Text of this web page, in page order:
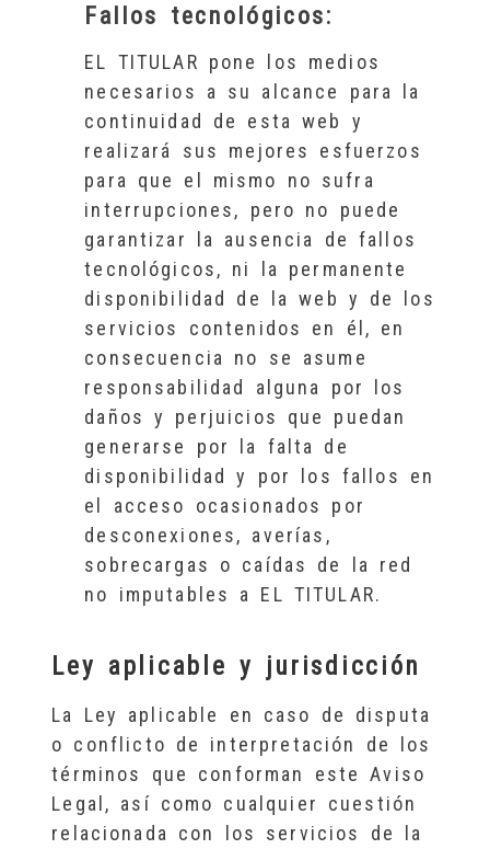
Fallos tecnológicos:
EL TITULAR pone los medios
necesarios a su alcance para la
continuidad de esta web y
realizará sus mejores esfuerzos
para que el mismo no sufra
interrupciones, pero no puede
garantizar la ausencia de fallos
tecnológicos, ni la permanente
disponibilidad de la web y de los
servicios contenidos en él, en
consecuencia no se asume
responsabilidad alguna por los
daños y perjuicios que puedan
generarse por la falta de
disponibilidad y por los fallos en
el acceso ocasionados por
desconexiones, averías,
sobrecargas o caídas de la red
no imputables a EL TITULAR.
Ley aplicable y jurisdicción
La Ley aplicable en caso de disputa
o conflicto de interpretación de los
términos que conforman este Aviso
Legal, así como cualquier cuestión
relacionada con los servicios de la